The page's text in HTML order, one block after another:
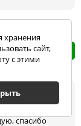
и сегодня она
для меня
спасибо
хранения
сайт,
с этими